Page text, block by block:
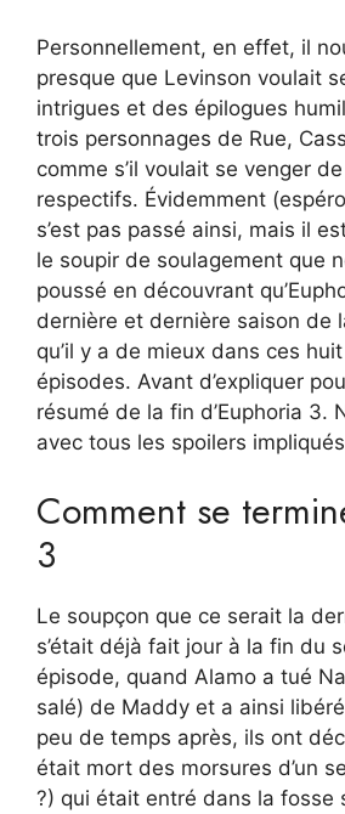
Personnellement, en effet, il
presque que Levinson voulait
intrigues et des épilogues
trois personnages de Rue,
comme s’il voulait se venger
respectifs. Évidemment
s’est pas passé ainsi, mais il
le soupir de soulagement que
poussé en découvrant
dernière et dernière saison de
qu’il y a de mieux dans ces
épisodes. Avant d’expliquer
résumé de la fin d’Euphoria 3.
avec tous les spoilers
Comment se
3
Le soupçon que ce serait la
s’était déjà fait jour à la fin du
épisode, quand Alamo a tué
salé) de Maddy et a ainsi
peu de temps après, ils ont
était mort des morsures d’un
?) qui était entré dans la fosse